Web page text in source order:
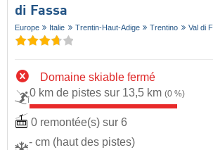
di Fassa
Europe Italie Trentin-Haut-Adige Trentino Val di
Domaine skiable fermé
0 km de pistes sur 13,5 km (0 %)
0 remontée(s) sur 6
- cm (haut des pistes)